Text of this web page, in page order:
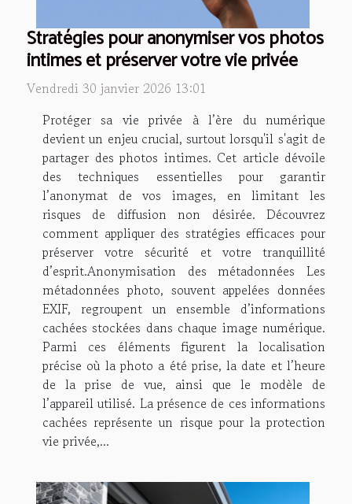
Stratégies pour anonymiser vos photos
intimes et préserver votre vie privée
Vendredi 30 janvier 2026 13:01
Protéger sa vie privée à l’ère du numérique
devient un enjeu crucial, surtout lorsqu'il s'agit de
partager des photos intimes. Cet article dévoile
des techniques essentielles pour garantir
l’anonymat de vos images, en limitant les
risques de diffusion non désirée. Découvrez
comment appliquer des stratégies efficaces pour
préserver votre sécurité et votre tranquillité
d’esprit.Anonymisation des métadonnées Les
métadonnées photo, souvent appelées données
EXIF, regroupent un ensemble d’informations
cachées stockées dans chaque image numérique.
Parmi ces éléments figurent la localisation
précise où la photo a été prise, la date et l’heure
de la prise de vue, ainsi que le modèle de
l’appareil utilisé. La présence de ces informations
cachées représente un risque pour la protection
vie privée,...